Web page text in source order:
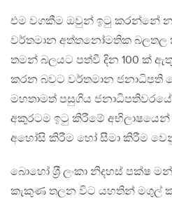
එම වගකීම ඔවුන් ඉටු කරන්නේ
වර්තමාන අත්තනෝමතික බලතල
තමන් බලයට පත්වී දින 100 ක්
කරන බවට වර්තමාන ජනාධිපති
මහතාමත් පසුගිය ජනාධිපතිවරයේදී
අකුරටම ඉටු කිරීමේ
අහෝසි කිරීම හෝ සීමා කිරීම
බොහෝ ශ‍්‍රී ලංකා නිදහස් පක්ෂ
කැකුණ තලන විට යහතින් මගුල්